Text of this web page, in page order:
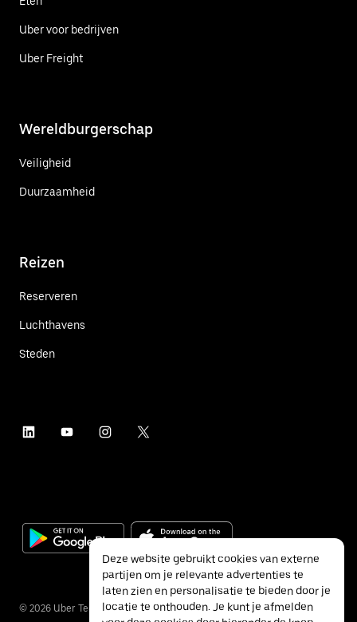
Uber voor bedrijven
Uber Freight
Wereldburgerschap
Veiligheid
Duurzaamheid
Reizen
Reserveren
Luchthavens
Steden
© 2026 Uber Technologies Inc.
Deze website gebruikt cookies van externe
partijen om je relevante advertenties te
laten zien en personalisatie te bieden door je
locatie te onthouden. Je kunt je afmelden